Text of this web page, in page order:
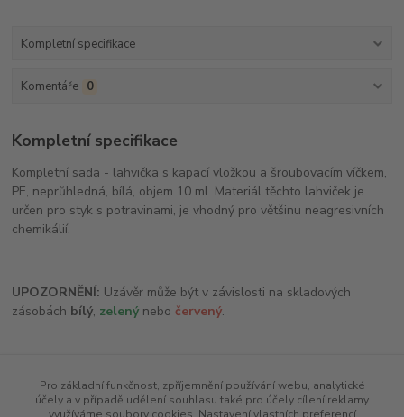
Kompletní specifikace
Komentáře 0
Kompletní specifikace
Kompletní sada - lahvička s kapací vložkou a šroubovacím víčkem,
PE, neprůhledná, bílá, objem 10 ml. Materiál těchto lahviček je
určen pro styk s potravinami, je vhodný pro většinu neagresivních
chemikálií.
UPOZORNĚNÍ: Uzávěr může být v závislosti na skladových
zásobách bílý, zelený nebočervený.
Zboží zařazeno v kategoriích
Pro základní funkčnost, zpříjemnění používání webu, analytické
účely a v případě udělení souhlasu také pro účely cílení reklamy